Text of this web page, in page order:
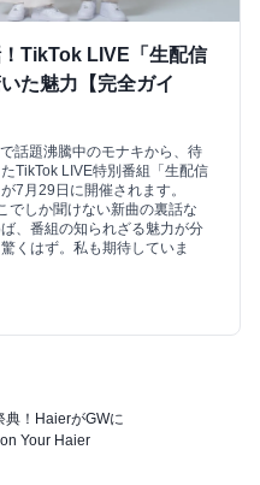
TikTok LIVE「生配信
た魅力【完全ガイ
話題沸騰中のモナキから、待
TikTok LIVE特別番組「生配信
月29日に開催されます。
でしか聞けない新曲の裏話な
、番組の知られざる魅力が分
くはず。私も期待していま
典！HaierがGWに
Your Haier